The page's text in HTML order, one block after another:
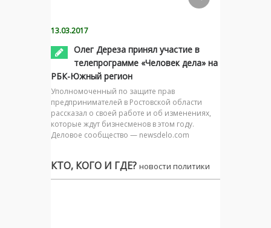
13.03.2017
Олег Дереза принял участие в
телепрограмме «Человек дела» на
РБК-Южный регион
Уполномоченный по защите прав
предпринимателей в Ростовской области
рассказал о своей работе и об изменениях,
которые ждут бизнесменов в этом году.
Деловое сообщество — newsdelo.com
КТО, КОГО И ГДЕ? новости политики